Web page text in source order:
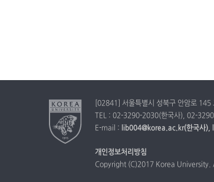
[02841] 서울특별시 성북구 안암로
TEL : 02-3290-2030(한국사), 02-
E-mail : lib004@korea.ac.kr(한국사),
개인정보처리방침
Copyright (C)2017 Korea University.